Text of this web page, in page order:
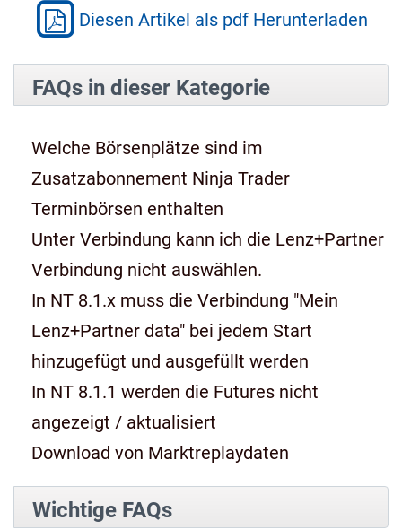
Diesen Artikel als pdf Herunterladen
FAQs in dieser Kategorie
Welche Börsenplätze sind im
Zusatzabonnement Ninja Trader
Terminbörsen enthalten
Unter Verbindung kann ich die Lenz+Partner
Verbindung nicht auswählen.
In NT 8.1.x muss die Verbindung "Mein
Lenz+Partner data" bei jedem Start
hinzugefügt und ausgefüllt werden
In NT 8.1.1 werden die Futures nicht
angezeigt / aktualisiert
Download von Marktreplaydaten
Wichtige FAQs